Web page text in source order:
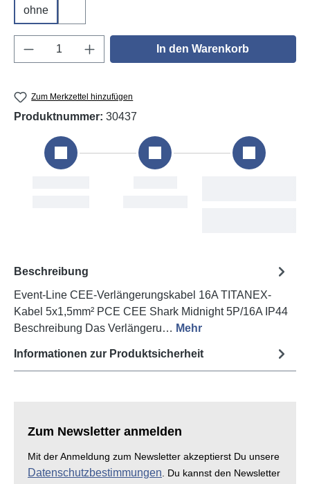
ohne
Produkt Anzahl: Gib den gewünschten
In den Warenkorb
Zum Merkzettel hinzufügen
Produktnummer: 30437
Beschreibung
Event-Line CEE-Verlängerungskabel 16A TITANEX-
Kabel 5x1,5mm² PCE CEE Shark Midnight 5P/16A IP44
Beschreibung Das Verlängeru… Mehr
Informationen zur Produktsicherheit
Zum Newsletter anmelden
Mit der Anmeldung zum Newsletter akzeptierst Du unsere
Datenschutzbestimmungen . Du kannst den Newsletter